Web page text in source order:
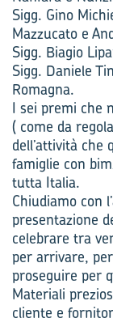
Sigg. Gino
Mazzucato e
Sigg. Biagio
Sigg. Daniele
Romagna.
I sei premi che
( come da
dell’attività che
famiglie con
tutta Italia.
Chiudiamo con
presentazione
celebrare tra
per arrivare,
proseguire per
Materiali
cliente e